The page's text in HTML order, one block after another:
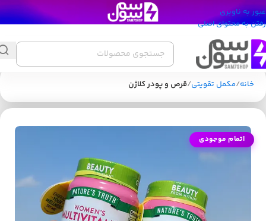
عبور به ناوبری
رفتن به محتوای اصلی
خانه مکمل تقویتی قرص و پودر کلاژن
اتمام موجودی